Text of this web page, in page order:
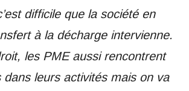
difficile que la société en
à la décharge intervienne.
les PME aussi rencontrent
dans leurs activités mais on va